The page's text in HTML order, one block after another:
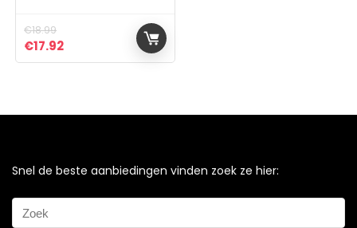
€18.99
Oorspronkelijke prijs was: €18.99.
€17.92Huidige prijs is: €17.92.
Snel de beste aanbiedingen vinden zoek ze hier: